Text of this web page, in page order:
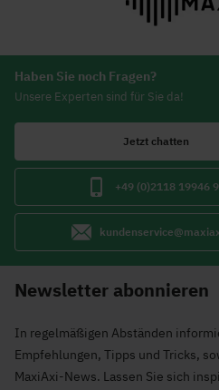
Haben Sie noch Fragen?
Unsere Experten sind für Sie da!
Jetzt chatten
+49 (0)2118 19946
Newsletter abonnieren
In regelmäßigen Abständen
Empfehlungen, Tipps und Tricks,
MaxiAxi-News. Lassen Sie sich